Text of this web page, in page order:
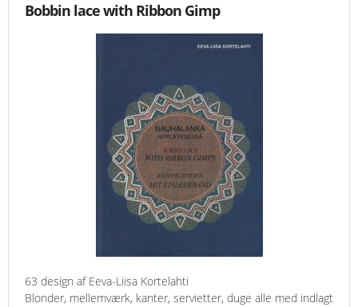
Bobbin lace with Ribbon Gimp
63 design af Eeva-Liisa Kortelahti
Blonder, mellemværk, kanter, servietter, duge alle med indlagt